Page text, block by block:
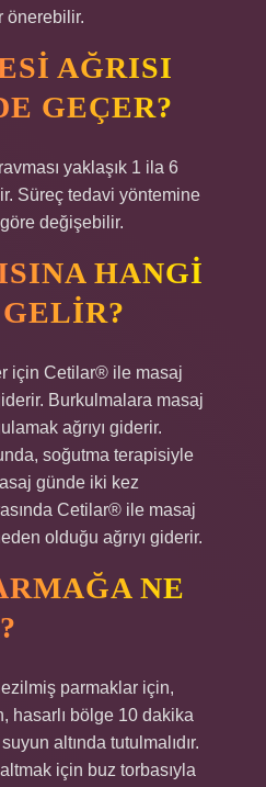
önerebilir.
AĞRISI
GEÇER?
yaklaşık 1 ila 6
Süreç tedavi yöntemine
değişebilir.
HANGI
için Cetilar® ile masaj
Burkulmalara masaj
ağrıyı giderir.
soğutma terapisiyle
günde iki kez
Cetilar® ile masaj
olduğu ağrıyı giderir.
NE
parmaklar için,
hasarlı bölge 10 dakika
altında tutulmalıdır.
için buz torbasıyla